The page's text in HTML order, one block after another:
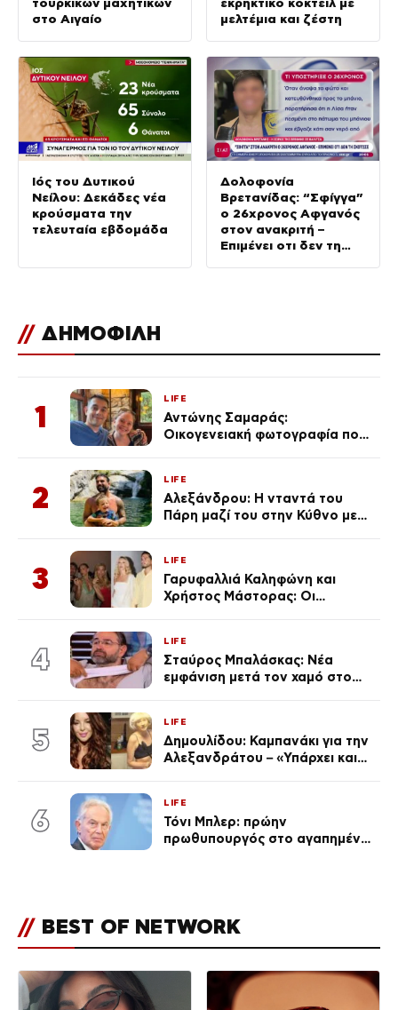
στο Αιγαίο
μελτέμια και ζέστη
Ιός του Δυτικού
Νείλου: Δεκάδες νέα
κρούσματα την
τελευταία εβδομάδα
Δολοφονία
Βρετανίδας: “Σφίγγα”
ο 26χρονος Αφγανός
στον ανακριτή –
Επιμένει οτι δεν τη
// ΔΗΜΟΦΙΛΗ
1
LIFE
Αντώνης Σαμαράς:
Οικογενειακή φωτογραφία που
Λένας
2
LIFE
Αλεξάνδρου: Η νταντά του
Πάρη μαζί του στην Κύθνο με
3
LIFE
Γαρυφαλλιά Καληφώνη και
Χρήστος Μάστορας: Οι
απαρατήρητη
4
LIFE
Σταύρος Μπαλάσκας: Νέα
εμφάνιση μετά τον χαμό στο
5
LIFE
Δημουλίδου: Καμπανάκι για την
Αλεξανδράτου – «Υπάρχει και
6
LIFE
Τόνι Μπλερ: πρώην
πρωθυπουργός στο αγαπημένο
// BEST OF NETWORK